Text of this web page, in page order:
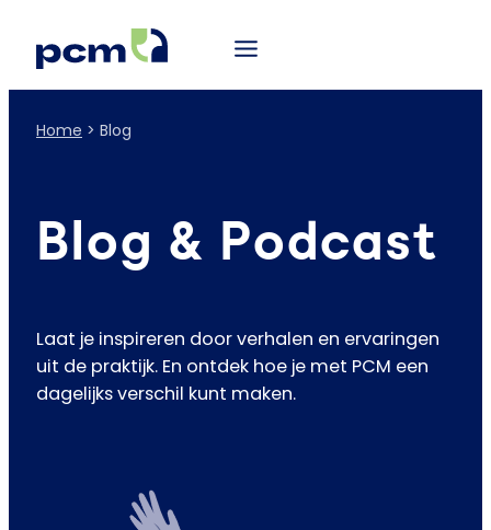
Home > Blog
Blog & Podcast
Laat je inspireren door verhalen en ervaringen
uit de praktijk. En ontdek hoe je met PCM een
dagelijks verschil kunt maken.